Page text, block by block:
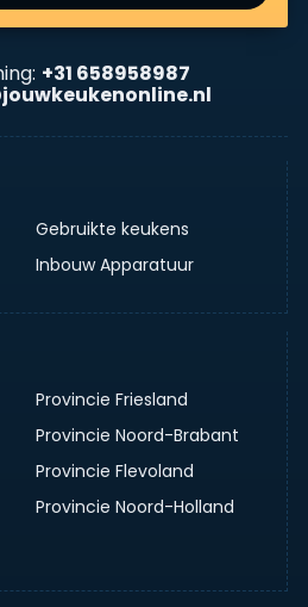
+31 658958987
Gebruikte keukens
Inbouw Apparatuur
Provincie Friesland
Provincie Noord-Brabant
Provincie Flevoland
Provincie Noord-Holland